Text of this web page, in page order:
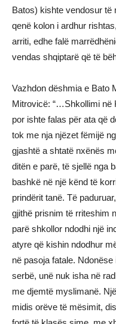
Batos) kishte vendosur të
qenë kolon i ardhur
arriti, edhe falë
vendas shqiptarë që të
Vazhdon dëshmia e Bato
Mitrovicë: “…Shkollimi në
por ishte falas për ata që
tok me nja njëzet fëmijë
gjashtë a shtatë nxënës
ditën e parë, të sjellë nga
bashkë në një kënd të
prindërit tanë. Të
gjithë prisnim të rriteshim
parë shkollor ndodhi një
atyre që kishin ndodhur
në pasoja fatale.
serbë, unë nuk isha në
me djemtë myslimanë.
midis orëve të mësimit,